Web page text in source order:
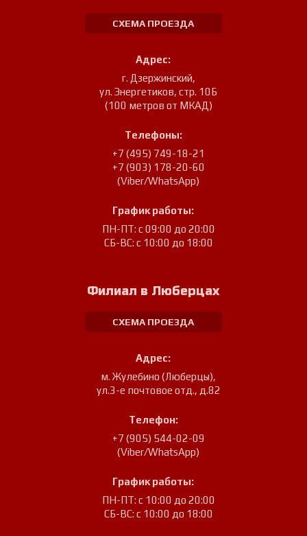
СХЕМА ПРОЕЗДА
Адрес:
г. Дзержинский,
ул. Энергетиков, стр. 10Б
(100 метров от МКАД)
Телефоны:
+7 (495) 749-18-21
+7 (903) 178-20-60
(Viber/WhatsApp)
График работы:
ПН-ПТ: с 09:00 до 20:00
СБ-ВС: с 10:00 до 18:00
Филиал в Люберцах
СХЕМА ПРОЕЗДА
Адрес:
м. Жулебино (Люберцы),
ул.3-е почтовое отд., д.82
Телефон:
+7 (905) 544-02-09
(Viber/WhatsApp)
График работы:
ПН-ПТ: с 10:00 до 20:00
СБ-ВС: с 10:00 до 18:00